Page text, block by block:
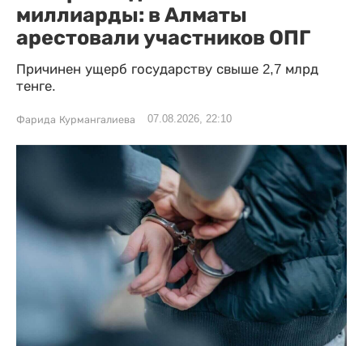
миллиарды: в Алматы
арестовали участников ОПГ
Причинен ущерб государству свыше 2,7 млрд
тенге.
Фарида Курмангалиева 07.08.2026, 22:10